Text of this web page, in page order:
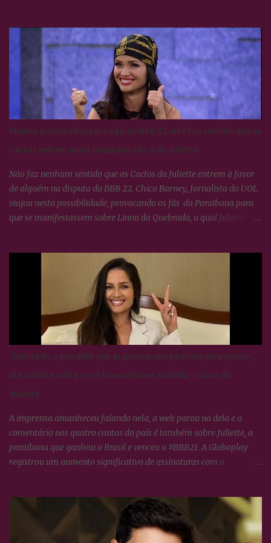
Mesmo provocados para agir no BBB 22, não faz sentido que os
Cactos entrem numa briga que não é de Juliette
Não faz nenhum sentido que os Cactos da Juliette entrem à favor
de alguém na disputa do BBB 22. Chico Barney, Jornalista do UOL
viajou nesta possibilidade, provocando os fãs da Paraibana para
que se manifestassem sobre Linna da Quebrada, a qual Juliette
imediata, ou seja, nada fizeram por nenhum participante até
'Tem todo o pós-BBB que as pessoas me pediram para postar',
diz Juliette sobre Você Nunca Esteve Sozinha - o Doc de
Juliette
A imprensa amanheceu falando nela, a web parou na dela e o
comentário nos quatro cantos do país é também sobre Juliette, a
paraibana que ganhou o Brasil e venceu o #BBB21. A Globoplay
registrou um aumento significativo de assinaturas com a
torcida nas redes sociais o que propícia um engajamento em torno
da campeã extraordinário, tudo o que ela faz no dia à dia, os
Cactos tratam logo transformar em hastags para mobilizar as